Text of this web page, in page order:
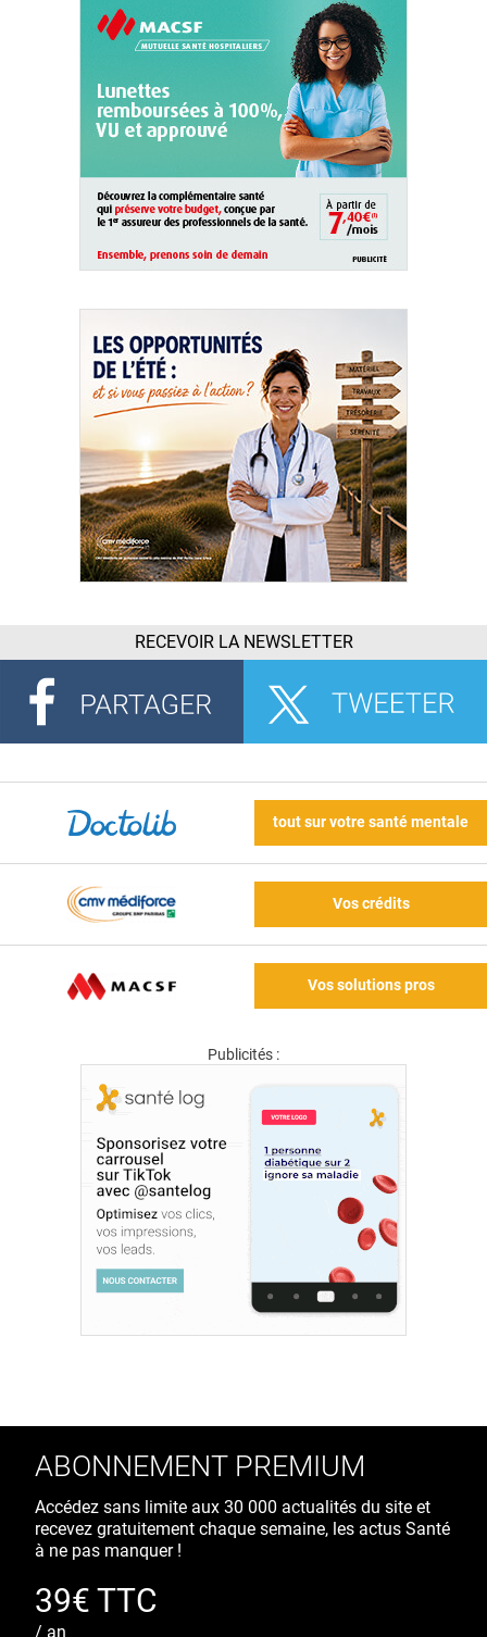
RECEVOIR LA NEWSLETTER
tout sur votre santé mentale
Vos crédits
Vos solutions pros
Publicités :
ABONNEMENT PREMIUM
Accédez sans limite aux 30 000 actualités du site et
recevez gratuitement chaque semaine, les actus Santé
à ne pas manquer !
39€ TTC
/ an